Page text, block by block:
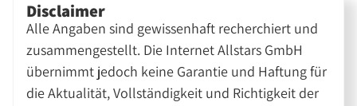
Disclaimer
Alle Angaben sind gewissenhaft recherchiert und
zusammengestellt. Die Internet Allstars GmbH
übernimmt jedoch keine Garantie und Haftung für
die Aktualität, Vollständigkeit und Richtigkeit der